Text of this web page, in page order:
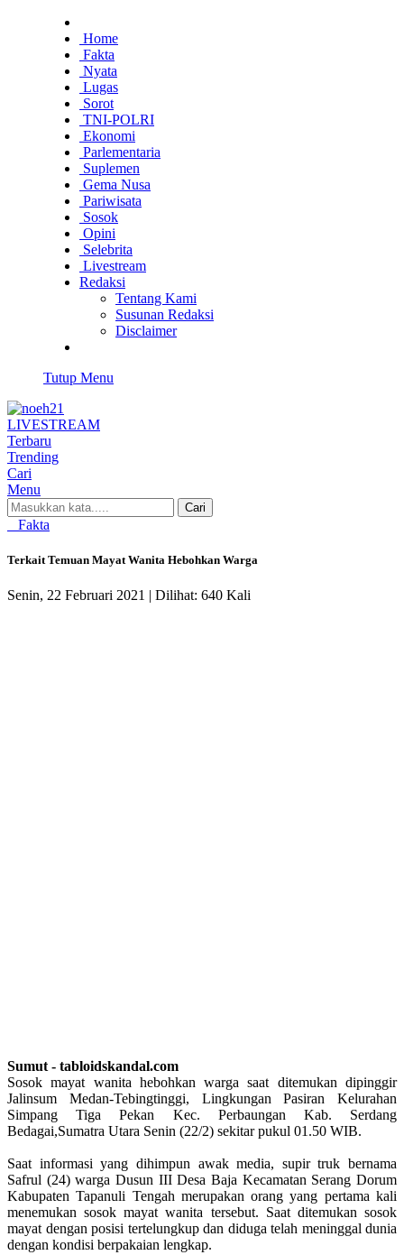
Home
Fakta
Nyata
Lugas
Sorot
TNI-POLRI
Ekonomi
Parlementaria
Suplemen
Gema Nusa
Pariwisata
Sosok
Opini
Selebrita
Livestream
Redaksi
Tentang Kami
Susunan Redaksi
Disclaimer
Tutup Menu
LIVESTREAM
Terbaru
Trending
Cari
Menu
Cari
Fakta
Terkait Temuan Mayat Wanita Hebohkan Warga
Senin, 22 Februari 2021 | Dilihat: 640 Kali
Sumut - tabloidskandal.com
Sosok mayat wanita hebohkan warga saat ditemukan dipinggir
Jalinsum Medan-Tebingtinggi, Lingkungan Pasiran Kelurahan
Simpang Tiga Pekan Kec. Perbaungan Kab. Serdang
Bedagai,Sumatra Utara Senin (22/2) sekitar pukul 01.50 WIB.
Saat informasi yang dihimpun awak media, supir truk bernama
Safrul (24) warga Dusun III Desa Baja Kecamatan Serang Dorum
Kabupaten Tapanuli Tengah merupakan orang yang pertama kali
menemukan sosok mayat wanita tersebut. Saat ditemukan sosok
mayat dengan posisi tertelungkup dan diduga telah meninggal dunia
dengan kondisi berpakaian lengkap.